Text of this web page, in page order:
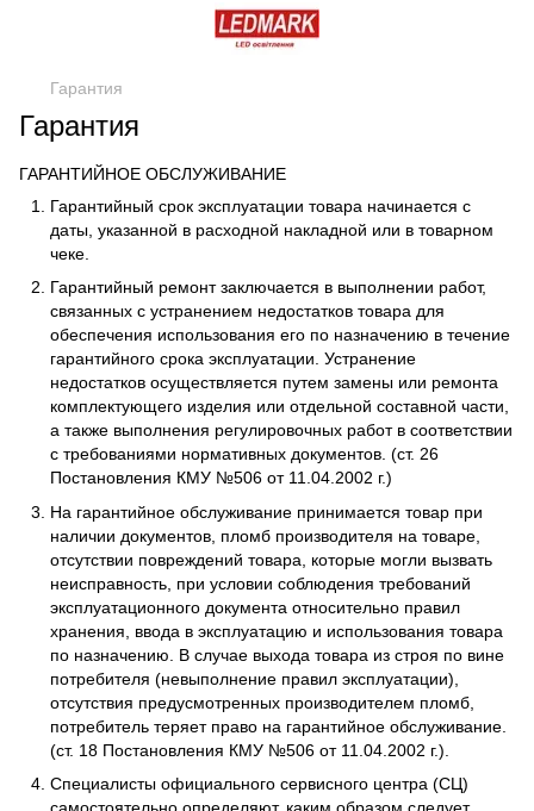
Гарантия
Гарантия
ГАРАНТИЙНОЕ ОБСЛУЖИВАНИЕ
Гарантийный срок эксплуатации товара начинается с
даты, указанной в расходной накладной или в товарном
чеке.
Гарантийный ремонт заключается в выполнении работ,
связанных с устранением недостатков товара для
обеспечения использования его по назначению в течение
гарантийного срока эксплуатации. Устранение
недостатков осуществляется путем замены или ремонта
комплектующего изделия или отдельной составной части,
а также выполнения регулировочных работ в соответствии
с требованиями нормативных документов. (ст. 26
Постановления КМУ №506 от 11.04.2002 г.)
На гарантийное обслуживание принимается товар при
наличии документов, пломб производителя на товаре,
отсутствии повреждений товара, которые могли вызвать
неисправность, при условии соблюдения требований
эксплуатационного документа относительно правил
хранения, ввода в эксплуатацию и использования товара
по назначению. В случае выхода товара из строя по вине
потребителя (невыполнение правил эксплуатации),
отсутствия предусмотренных производителем пломб,
потребитель теряет право на гарантийное обслуживание.
(ст. 18 Постановления КМУ №506 от 11.04.2002 г.).
Специалисты официального сервисного центра (СЦ)